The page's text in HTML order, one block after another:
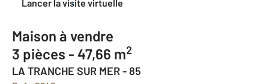
Lancer la visite virtuelle
Maison à vendre
3 pièces - 47,66 m2
LA TRANCHE SUR MER - 85